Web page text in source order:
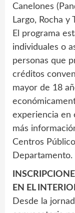
Canelones
Largo, Rocha y
El programa
individuales o
personas que
créditos
mayor de 18
experiencia en
más
Centros
Departamento.
EN EL
Desde la